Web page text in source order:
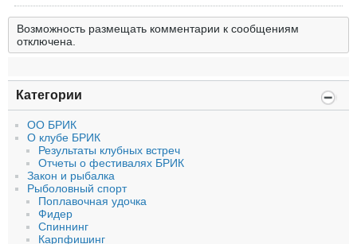
Возможность размещать комментарии к сообщениям
отключена.
Категории
ОО БРИК
О клубе БРИК
Результаты клубных встреч
Отчеты о фестивалях БРИК
Закон и рыбалка
Рыболовный спорт
Поплавочная удочка
Фидер
Спиннинг
Карпфишинг